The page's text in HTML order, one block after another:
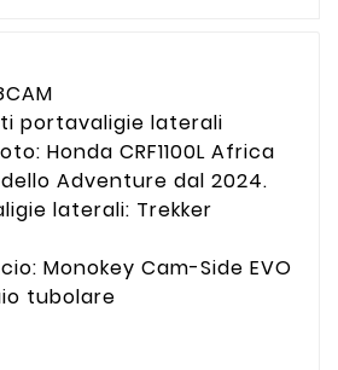
portavaligie laterali
Honda CRF1100L Africa
Adventure dal 2024.
laterali: Trekker
Monokey Cam-Side EVO
tubolare